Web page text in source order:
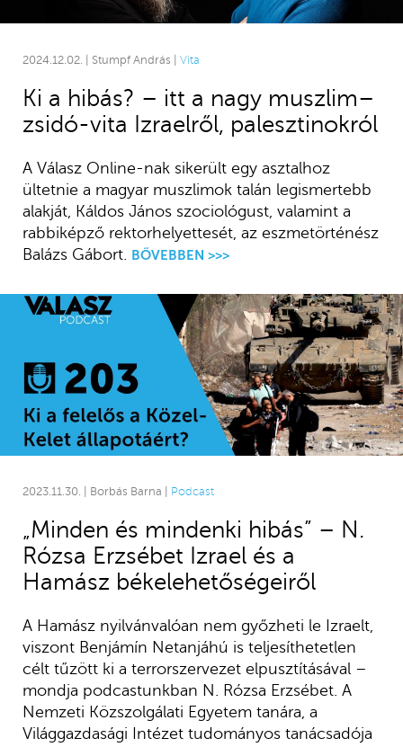
2024.12.02. | Stumpf András | Vita
Ki a hibás? – itt a nagy muszlim–
zsidó-vita Izraelről, palesztinokról
A Válasz Online-nak sikerült egy asztalhoz
ültetnie a magyar muszlimok talán legismertebb
alakját, Káldos János szociológust, valamint a
rabbiképző rektorhelyettesét, az eszmetörténész
Balázs Gábort.
BŐVEBBEN >>>
2023.11.30. | Borbás Barna | Podcast
„Minden és mindenki hibás” – N.
Rózsa Erzsébet Izrael és a
Hamász békelehetőségeiről
A Hamász nyilvánvalóan nem győzheti le Izraelt,
viszont Benjámín Netanjáhú is teljesíthetetlen
célt tűzött ki a terrorszervezet elpusztításával –
mondja podcastunkban N. Rózsa Erzsébet. A
Nemzeti Közszolgálati Egyetem tanára, a
Világgazdasági Intézet tudományos tanácsadója